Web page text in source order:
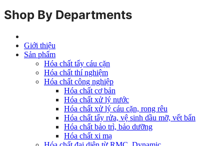
Shop By Departments
Giới thiệu
Sản phẩm
Hóa chất tẩy cáu cặn
Hóa chất thí nghiệm
Hóa chất công nghiệp
Hóa chất cơ bản
Hóa chất xử lý nước
Hóa chất xử lý cáu cặn, rong rêu
Hóa chất tẩy rửa, vệ sinh dầu mỡ, vết bẩn
Hóa chất bảo trì, bảo dưỡng
Hóa chất xi mạ